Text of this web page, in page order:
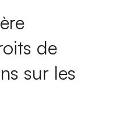
de
sur les